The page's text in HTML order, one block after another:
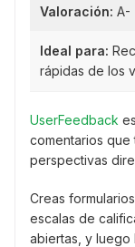
Valoración: A-
Ideal para:
rápidas de los
UserFeedback
comentarios
perspectivas
Creas
escalas de
abiertas, y luego